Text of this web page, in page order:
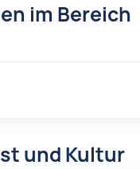
im Bereich
und Kultur